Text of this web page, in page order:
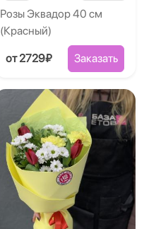
Розы Эквадор 40 см
(Красный)
от 2729₽ Заказать